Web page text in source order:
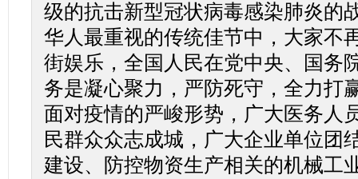
级的抗击新型冠状病毒感染肺炎的
华人最重视的传统佳节中，大家不
街娱乐，全国人民在党中央、国务
务是凝心聚力，严防死守，全力打
面对疫情的严峻形势，广大医务人
民群众众志成城，广大企业单位团
建设、防控物资生产相关的机械工